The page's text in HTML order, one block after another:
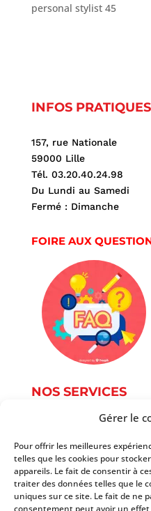
Gérer le
Pour offrir les meilleures
telles que les cookies pour
appareils. Le fait de consentir à
traiter des données telles que le
uniques sur ce site. Le fait de ne
consentement peut avoir un
personal stylist 45
INFOS PRATIQUES
157, rue Nationale
59000 Lille
Tél. 03.20.40.24.98
Du Lundi au Samedi
Fermé : Dimanche
FOIRE AUX
NOS SERVICES
Services informatique
Services du document
Autres services
Tarifs